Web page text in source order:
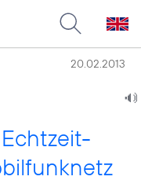
20.02.2013